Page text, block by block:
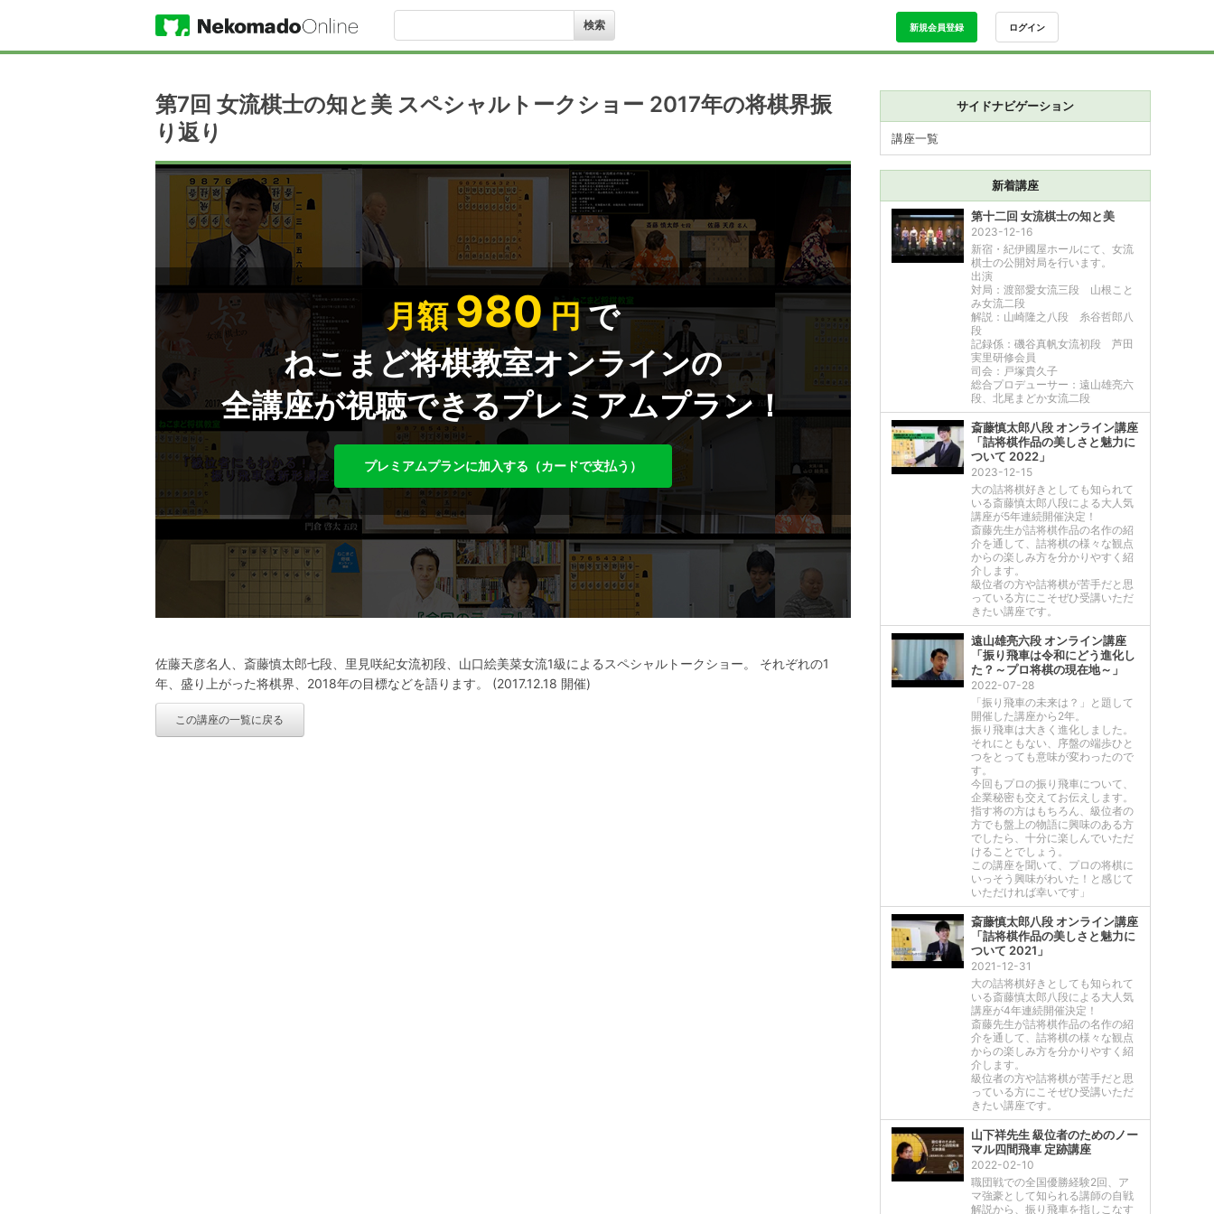
新規会員登録 ログイン
第7回 女流棋士の知と美 スペシャルトークショー 2017年の将棋界振
り返り
月額980円で
ねこまど将棋教室オンラインの
全講座が視聴できるプレミアムプラン！
プレミアムプランに加入する（カードで支払う）
佐藤天彦名人、斎藤慎太郎七段、里見咲紀女流初段、山口絵美菜女流1級によるスペシャルトークショー。 それぞれの1
年、盛り上がった将棋界、2018年の目標などを語ります。 (2017.12.18 開催)
この講座の一覧に戻る
サイドナビゲーション
講座一覧
新着講座
第十二回 女流棋士の知と美
2023-12-16
新宿・紀伊國屋ホールにて、女流
棋士の公開対局を行います。
出演
対局：渡部愛女流三段 山根こと
み女流二段
解説：山崎隆之八段 糸谷哲郎八
段
記録係：磯谷真帆女流初段 芦田
実里研修会員
司会：戸塚貴久子
総合プロデューサー：遠山雄亮六
段、北尾まどか女流二段
斎藤慎太郎八段 オンライン講座
「詰将棋作品の美しさと魅力に
ついて 2022」
2023-12-15
大の詰将棋好きとしても知られて
いる斎藤慎太郎八段による大人気
講座が5年連続開催決定！
斎藤先生が詰将棋作品の名作の紹
介を通して、詰将棋の様々な観点
からの楽しみ方を分かりやすく紹
介します。
級位者の方や詰将棋が苦手だと思
っている方にこそぜひ受講いただ
きたい講座です。
遠山雄亮六段 オンライン講座
「振り飛車は令和にどう進化し
た？～プロ将棋の現在地～」
2022-07-28
「振り飛車の未来は？」と題して
開催した講座から2年。
振り飛車は大きく進化しました。
それにともない、序盤の端歩ひと
つをとっても意味が変わったので
す。
今回もプロの振り飛車について、
企業秘密も交えてお伝えします。
指す将の方はもちろん、級位者の
方でも盤上の物語に興味のある方
でしたら、十分に楽しんでいただ
けることでしょう。
この講座を聞いて、プロの将棋に
いっそう興味がわいた！と感じて
いただければ幸いです」
斎藤慎太郎八段 オンライン講座
「詰将棋作品の美しさと魅力に
ついて 2021」
2021-12-31
大の詰将棋好きとしても知られて
いる斎藤慎太郎八段による大人気
講座が4年連続開催決定！
斎藤先生が詰将棋作品の名作の紹
介を通して、詰将棋の様々な観点
からの楽しみ方を分かりやすく紹
介します。
級位者の方や詰将棋が苦手だと思
っている方にこそぜひ受講いただ
きたい講座です。
山下祥先生 級位者のためのノー
マル四間飛車 定跡講座
2022-02-10
職団戦での全国優勝経験2回、ア
マ強豪として知られる講師の自戦
解説から、振り飛車を指しこなす